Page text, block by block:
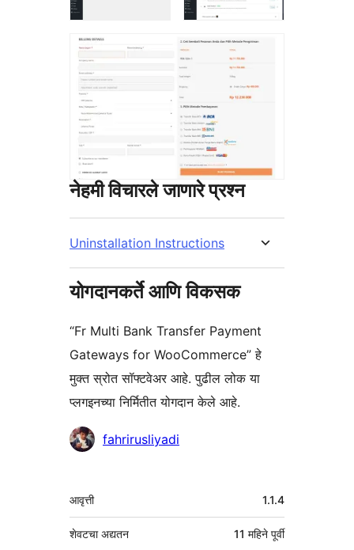
नेहमी विचारले जाणारे प्रश्न
Uninstallation Instructions
योगदानकर्ते आणि विकसक
“Fr Multi Bank Transfer Payment
Gateways for WooCommerce” हे
मुक्त स्रोत सॉफ्टवेअर आहे. पुढील लोक या
प्लगइनच्या निर्मितीत योगदान केले आहे.
योगदानकर्तेfahrirusliyadi
मेटा
आवृत्ती 1.1.4
शेवटचा अद्यतन 11 महिने पूर्वी